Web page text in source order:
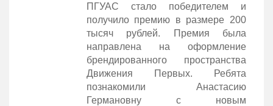
ПГУАС стало победителем и
получило премию в размере 200
тысяч рублей. Премия была
направлена на оформление
брендированного пространства
Движения Первых. Ребята
познакомили Анастасию
Германовну с новым